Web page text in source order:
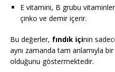
E vitamini, B grubu
çinko ve demir içerir.
Bu değerler, fındık içinin
aynı zamanda tam anlamıyla
olduğunu göstermektedir.